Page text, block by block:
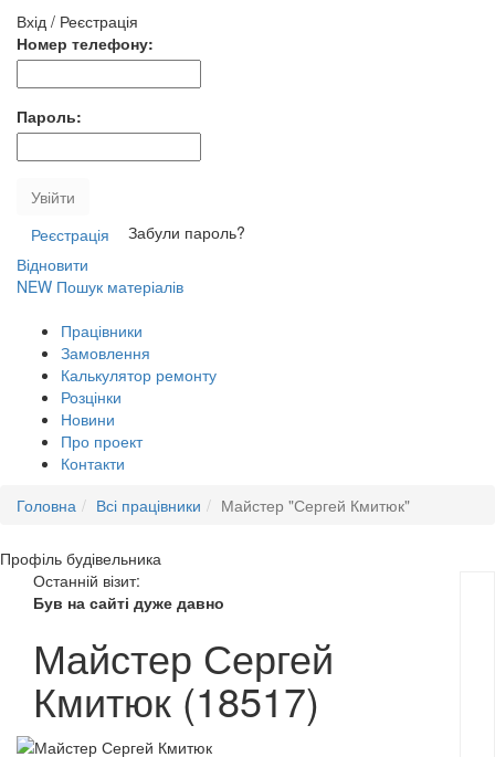
Вхід / Реєстрація
Номер телефону:
Пароль:
Увійти
Реєстрація
Забули пароль?
Відновити
NEW Пошук матеріалів
Працівники
Замовлення
Калькулятор ремонту
Розцінки
Новини
Про проект
Контакти
Головна
Всі працівники Майстер "Сергей Кмитюк"
Профіль будівельника
Останній візит:
Був на сайті дуже давно
Майстер Сергей
Кмитюк (18517)